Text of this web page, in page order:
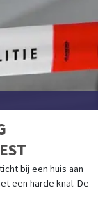
bij een huis aan
een harde knal. De